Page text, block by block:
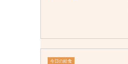
今日の給食